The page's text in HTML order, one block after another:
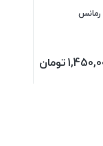
رمانس
تومان